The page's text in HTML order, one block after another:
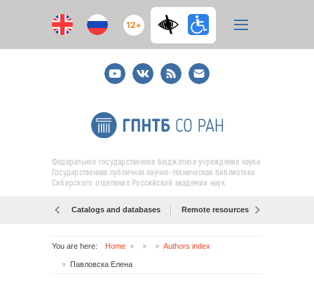
12+
YoutubeВКонтакте
RSS
E-
mail
подписка
Федеральное государственное бюджетное учреждение науки
Государственная публичная научно-техническая библиотека
Сибирского отделения Российской академии наук
Catalogs and databases Remote resources
You are here: Home Authors index
Павловска Елена